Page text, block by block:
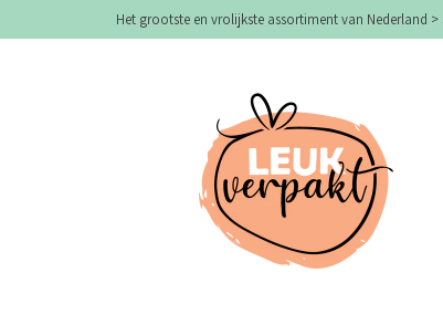
Het grootste en vrolijkste assortiment van Nederland >